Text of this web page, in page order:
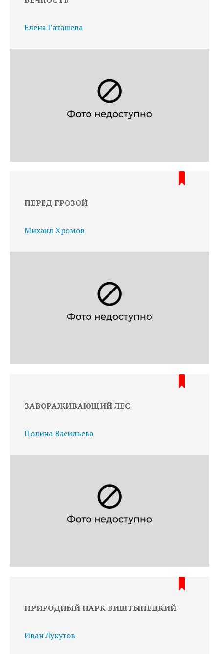
Елена Гаташева
ПЕРЕД ГРОЗОЙ
Михаил Хромов
ЗАВОРАЖИВАЮЩИЙ ЛЕС
Полина Васильева
ПРИРОДНЫЙ ПАРК ВИШТЫНЕЦКИЙ
Иван Лукутов